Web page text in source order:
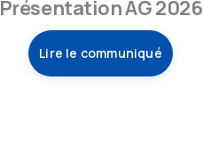
Présentation AG 2026
Lire le communiqué